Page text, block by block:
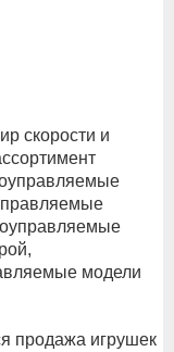
скорости и
модели
продажа игрушек